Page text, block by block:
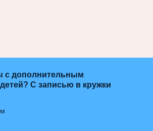
с дополнительным
С записью в кружки